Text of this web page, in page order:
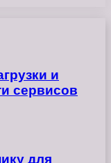
и
сервисов
для